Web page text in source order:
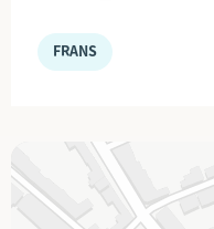
FRANS